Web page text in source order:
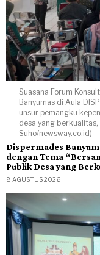
Suasana Forum
Banyumas di Aula
unsur pemangku
desa yang
Suho/newsway.co.id)
Dispermades
dengan Tema
Publik Desa yang
8 AGUSTUS 2026